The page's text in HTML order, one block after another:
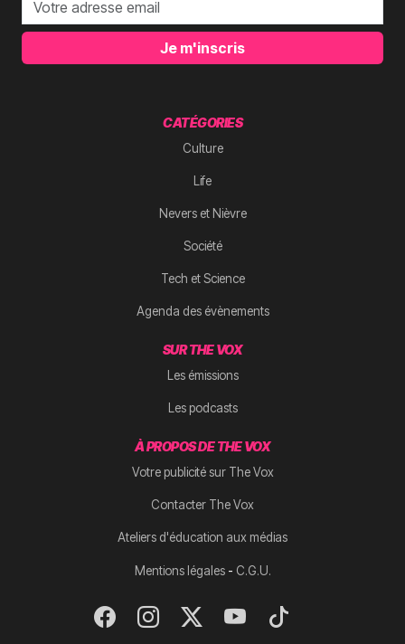
Je m'inscris
CATÉGORIES
Culture
Life
Nevers et Nièvre
Société
Tech et Science
Agenda des évènements
SUR THE VOX
Les émissions
Les podcasts
À PROPOS DE THE VOX
Votre publicité sur The Vox
Contacter The Vox
Ateliers d'éducation aux médias
Mentions légales- C.G.U.